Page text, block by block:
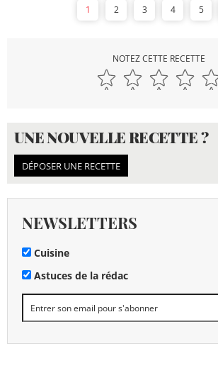
1 2 3 4 5
NOTEZ CETTE RECETTE
UNE NOUVELLE RECETTE ?
DÉPOSER UNE RECETTE
NEWSLETTERS
Cuisine
Astuces de la rédac